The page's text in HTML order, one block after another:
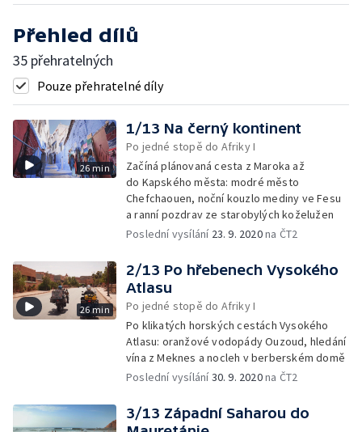
Přehled dílů
35 přehratelných
Pouze přehratelné díly
26 min
1/13 Na černý kontinent
Po jedné stopě do Afriky I
Začíná plánovaná cesta z Maroka až
do Kapského města: modré město
Chefchaouen, noční kouzlo mediny ve Fesu
a ranní pozdrav ze starobylých koželužen
Poslední vysílání 23. 9. 2020na ČT2
26 min
2/13 Po hřebenech Vysokého
Atlasu
Po jedné stopě do Afriky I
Po klikatých horských cestách Vysokého
Atlasu: oranžové vodopády Ouzoud, hledání
vína z Meknes a nocleh v berberském domě
Poslední vysílání30. 9. 2020na ČT2
3/13 Západní Saharou do